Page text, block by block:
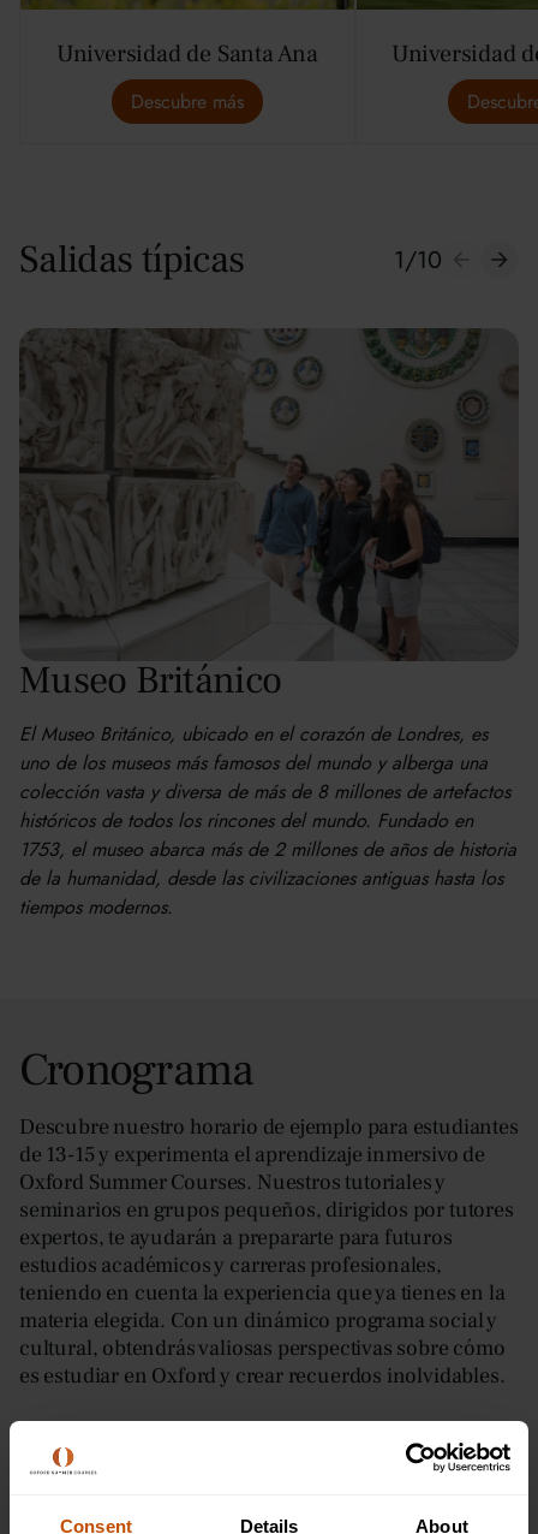
Consent Details About
Universidad de Santa Ana
Descubre más
Universidad
Museo Británico
El Museo Británico, ubicado en el corazón de Londres, es
uno de los museos más famosos del mundo y alberga una
colección vasta y diversa de más de 8 millones de artefactos
históricos de todos los rincones del mundo. Fundado en
1753, el museo abarca más de 2 millones de años de historia
de la humanidad, desde las civilizaciones antiguas hasta los
tiempos modernos.
Salidas típicas 1/10
Cronograma
Descubre nuestro horario de ejemplo para estudiantes
de 13-15 y experimenta el aprendizaje inmersivo de
Oxford Summer Courses. Nuestros tutoriales y
seminarios en grupos pequeños, dirigidos por tutores
expertos, te ayudarán a prepararte para futuros
estudios académicos y carreras profesionales,
teniendo en cuenta la experiencia que ya tienes en la
materia elegida. Con un dinámico programa social y
cultural, obtendrás valiosas perspectivas sobre cómo
es estudiar en Oxford y crear recuerdos inolvidables.